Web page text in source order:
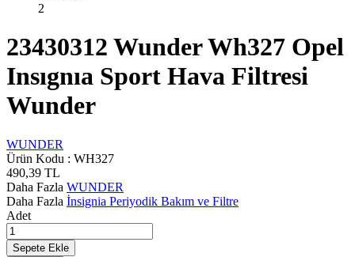
23430312 Wunder Wh327 Opel
Insıgnıa Sport Hava Filtresi
Wunder
WUNDER
Ürün Kodu : WH327
490,39 TL
Daha Fazla WUNDER
Daha Fazla İnsignia Periyodik Bakım ve Filtre
Adet
Sepete Ekle